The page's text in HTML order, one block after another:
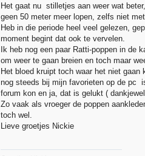
Het gaat nu stilletjes aan weer wat
geen 50 meter meer lopen, zelfs niet
Heb in die periode heel veel gelezen,
moment begint dat ook te vervelen.
Ik heb nog een paar Ratti-poppen in de
om weer te gaan breien en toch maar
Het bloed kruipt toch waar het niet
nog steeds bij mijn favorieten op de pc
forum kon en ja, dat is gelukt (
Zo vaak als vroeger de poppen
toch wel.
Lieve groetjes Nickie